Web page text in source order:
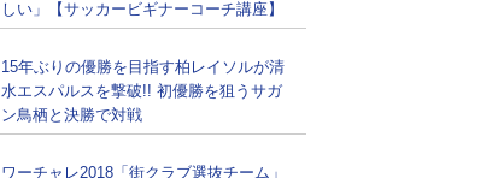
しい」【サッカービギナーコーチ講座】
15年ぶりの優勝を目指す柏レイソルが清
水エスパルスを撃破!! 初優勝を狙うサガ
ン鳥栖と決勝で対戦
ワーチャレ2018「街クラブ選抜チーム」